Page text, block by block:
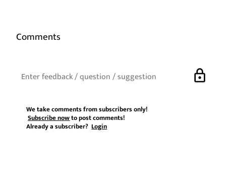
Comments
lock
We take comments from subscribers only!
Subscribe nowto post comments!
Already a subscriber?Login